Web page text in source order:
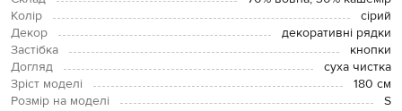
Колір
сірий
Декор
декоративні рядки
Застібка
кнопки
Догляд
суха чистка
Зріст моделі
180 см
Розмір на моделі
S